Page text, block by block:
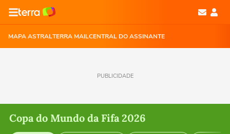
MAPA ASTRALTERRA MAILCENTRAL DO ASSINANTE
PUBLICIDADE
Copa do Mundo da Fifa 2026